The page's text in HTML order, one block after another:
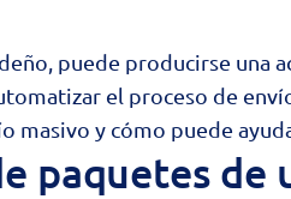
puede producirse una
el proceso de
masivo y cómo puede
paquetes de